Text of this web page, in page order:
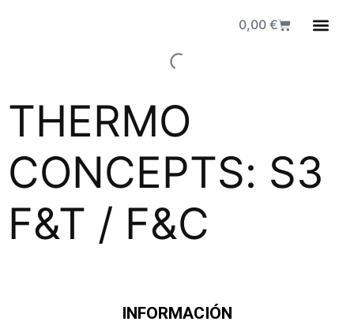
0,00 €
THERMO
CONCEPTS: S3
F&T / F&C
INFORMACIÓN